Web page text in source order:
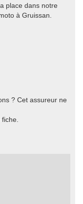
place dans notre
à Gruissan.
? Cet assureur ne